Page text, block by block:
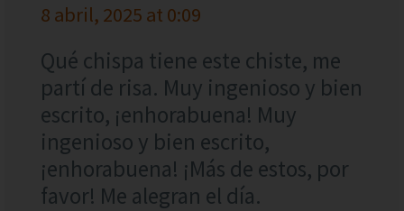
8 abril, 2025 at 0:09
Qué chispa tiene este chiste, me
partí de risa. Muy ingenioso y bien
escrito, ¡enhorabuena! Muy
ingenioso y bien escrito,
¡enhorabuena! ¡Más de estos, por
favor! Me alegran el día.